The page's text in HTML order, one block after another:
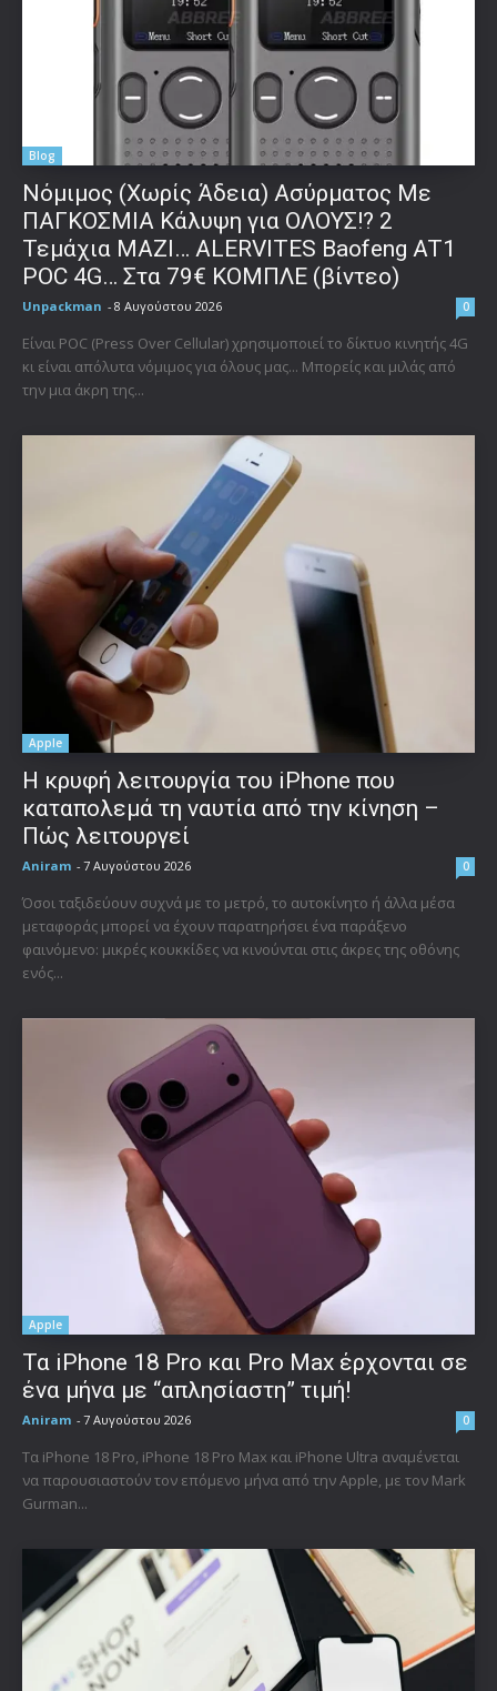
Blog
Νόμιμος (Χωρίς Άδεια) Ασύρματος Με
ΠΑΓΚΟΣΜΙΑ Κάλυψη για ΟΛΟΥΣ!? 2
Τεμάχια ΜΑΖΙ… ALERVITES Baofeng AT1
POC 4G… Στα 79€ ΚΟΜΠΛΕ (βίντεο)
Unpackman - 8 Αυγούστου 2026 0
Είναι POC (Press Over Cellular) χρησιμοποιεί το δίκτυο κινητής 4G
κι είναι απόλυτα νόμιμος για όλους μας... Μπορείς και μιλάς από
την μια άκρη της...
Apple
Η κρυφή λειτουργία του iPhone που
καταπολεμά τη ναυτία από την κίνηση –
Πώς λειτουργεί
Aniram - 7 Αυγούστου 2026 0
Όσοι ταξιδεύουν συχνά με το μετρό, το αυτοκίνητο ή άλλα μέσα
μεταφοράς μπορεί να έχουν παρατηρήσει ένα παράξενο
φαινόμενο: μικρές κουκκίδες να κινούνται στις άκρες της οθόνης
ενός...
Apple
Τα iPhone 18 Pro και Pro Max έρχονται σε
ένα μήνα με “απλησίαστη” τιμή!
Aniram - 7 Αυγούστου 2026 0
Τα iPhone 18 Pro, iPhone 18 Pro Max και iPhone Ultra αναμένεται
να παρουσιαστούν τον επόμενο μήνα από την Apple, με τον Mark
Gurman...